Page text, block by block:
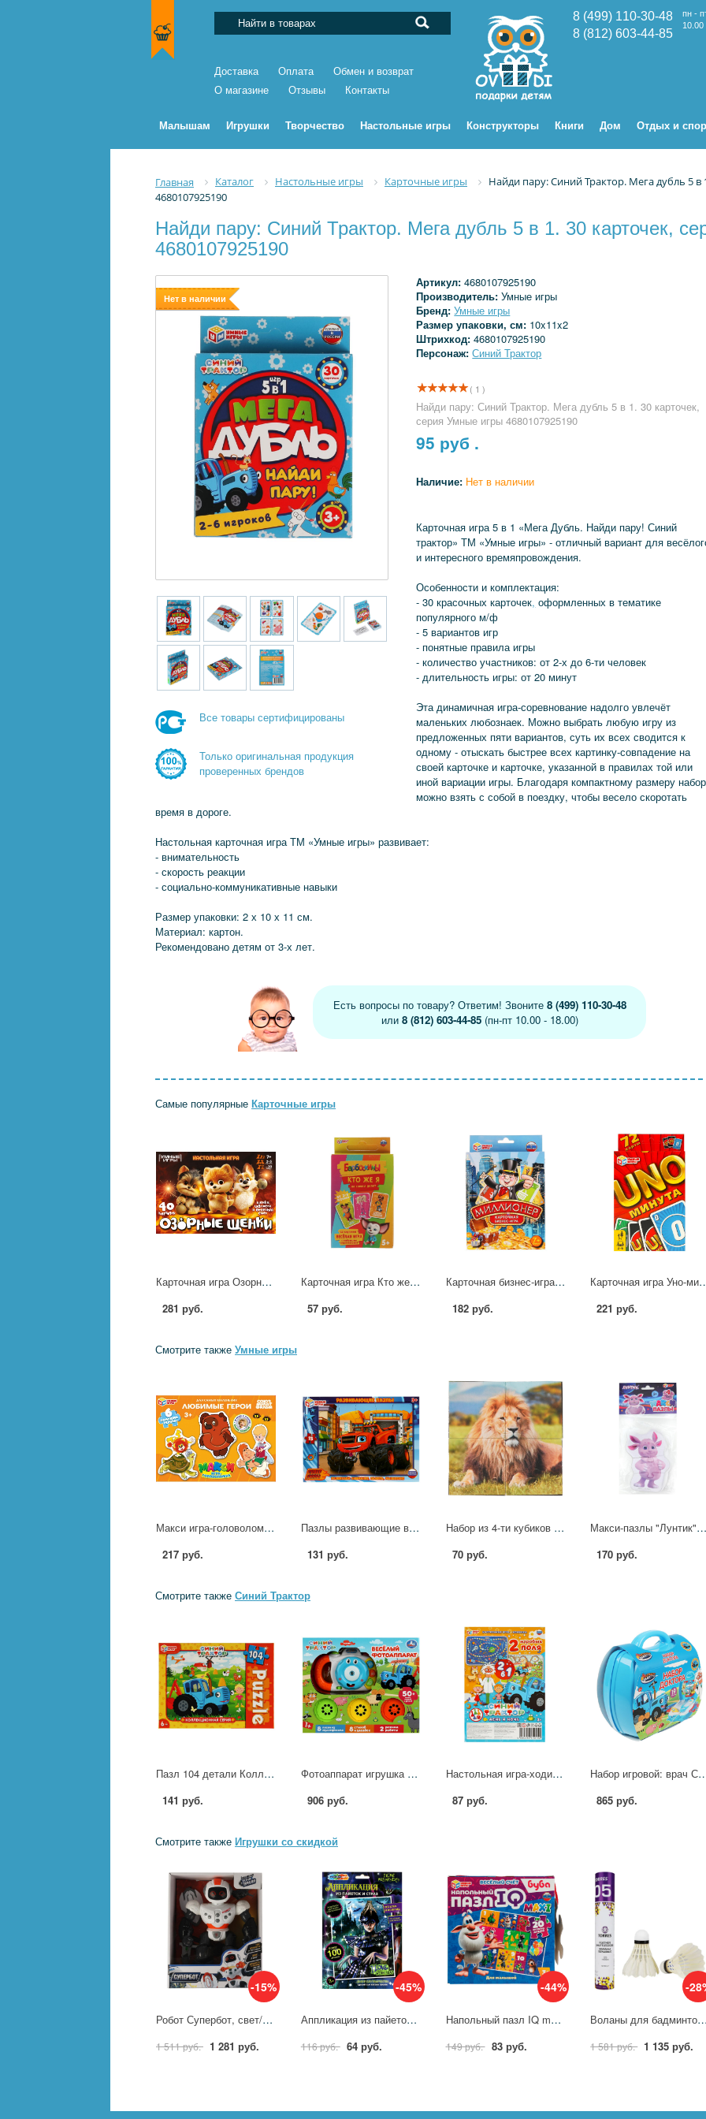
Доставка Оплата
Обмен и возврат
О магазине
Отзывы Контакты
8 (499) 110-30-48
пн -
10.00
8 (812) 603-44-85
Малышам Игрушки Творчество Настольные игры Конструкторы Книги Дом Отдых и
Главная Каталог Настольные игры Карточные игры
Найди пару: Синий Трактор. Мега дубль 5
4680107925190
Найди пару: Синий Трактор. Мега дубль 5 в 1. 30 карточек,
4680107925190
Нет в наличии
Все товары сертифицированы
Только оригинальная продукция
проверенных брендов
Артикул:4680107925190
Производитель:Умные игры
Бренд:Умные игры
Размер упаковки, см: 10x11x2
Штрихкод:4680107925190
Персонаж:Синий Трактор
( 1 )
Найди пару: Синий Трактор. Мега дубль 5 в 1. 30 карточек,
серия Умные игры 4680107925190
95 руб .
Наличие: Нет в наличии
Карточная игра 5 в 1 «Мега Дубль. Найди пару! Синий
трактор» ТМ «Умные игры» - отличный вариант для
и интересного времяпровождения.
Особенности и комплектация:
- 30 красочных карточек, оформленных в тематике
популярного м/ф
- 5 вариантов игр
- понятные правила игры
- количество участников: от 2-х до 6-ти человек
- длительность игры: от 20 минут
Эта динамичная игра-соревнование надолго увлечёт
маленьких любознаек. Можно выбрать любую игру из
предложенных пяти вариантов, суть их всех сводится к
одному - отыскать быстрее всех картинку-совпадение на
своей карточке и карточке, указанной в правилах той или
иной вариации игры. Благодаря компактному размеру набор
можно взять с собой в поездку, чтобы весело скоротать
время в дороге.
Настольная карточная игра ТМ «Умные игры» развивает:
- внимательность
- скорость реакции
- социально-коммуникативные навыки
Размер упаковки: 2 х 10 х 11 см.
Материал: картон.
Рекомендовано детям от 3-х лет.
Есть вопросы по товару? Ответим! Звоните 8 (499) 110-30-48
или 8 (812) 603-44-85(пн-пт 10.00 - 18.00)
Самые популярные Карточные игры
Карточная игра Озорные щенки Умные игры 4630395059879
281 руб.
Карточная игра Кто же Я на самом деле? Барбоскины, 32 карточки УМка 4680107925244
57 руб.
Карточная бизнес-игра "Миллионер" Умка 4630115520122
182 руб.
Карточная игра Уно-
221 руб.
Смотрите также Умные игры
Макси игра-головоломка "Любимые герои. Союзмультфильм" Умные игры 4630395022033
217 руб.
Пазлы развивающие в рамке Суперджипы, 28,5 см. Умные игры 4650250545965
131 руб.
Набор из 4-ти кубиков Экзотические животные Умные игры 01318-ANI
70 руб.
Макси-пазлы "Лунтик" 4 шт. Умные
170 руб.
Смотрите также Синий Трактор
Пазл 104 детали Коллекционная серия. Синий Трактор Умные игры 4680107974761
141 руб.
Фотоаппарат игрушка Синий трактор, 50 песен, стихов, звуков Умка 1410Z738-R1
906 руб.
Настольная игра-ходилка 2в1 Синий Трактор. День и ночь Умные игры 4660254410152
87 руб.
Набор игровой: врач Синий трактор, в
865 руб.
Смотрите также Игрушки со скидкой
-15%
Робот Супербот, свет/звук Технодрайв T79-D7527-RS
1 511 руб. 1 281 руб.
-45%
Аппликация из пайеток и страз 17х23 см. Венсдей МУЛЬТИ АРТ GEMSEQ-WED
116 руб. 64 руб.
-44%
Напольный пазл IQ max Весёлый счёт. Буба Умные игры 4680107940742
149 руб. 83 руб.
-
Воланы для бадминтона TORRES 05 (перо/
1 581 руб. 1 135 руб.